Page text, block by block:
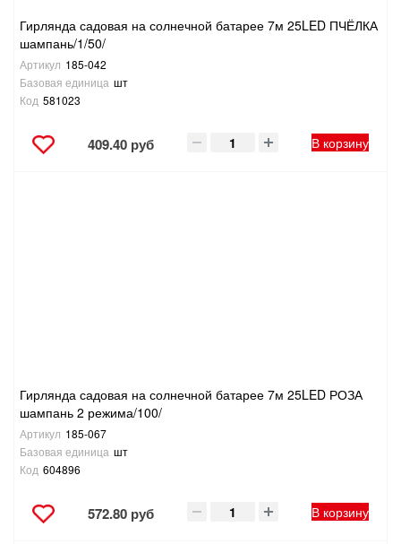
Гирлянда садовая на солнечной батарее 7м 25LED ПЧЁЛКА
шампань/1/50/
Артикул 185-042
Базовая единица шт
Код 581023
409.40 руб В корзину
Гирлянда садовая на солнечной батарее 7м 25LED РОЗА
шампань 2 режима/100/
Артикул 185-067
Базовая единица шт
Код 604896
572.80 руб В корзину